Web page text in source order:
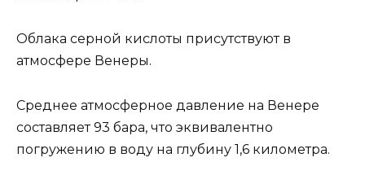
Облака серной кислоты присутствуют в
атмосфере Венеры.
Среднее атмосферное давление на Венере
составляет 93 бара, что эквивалентно
погружению в воду на глубину 1,6 километра.